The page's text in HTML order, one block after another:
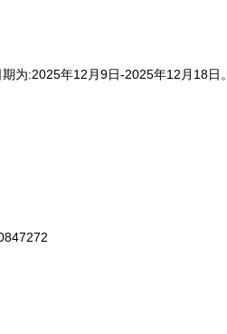
:2025年12月9日-2025年12月18日。